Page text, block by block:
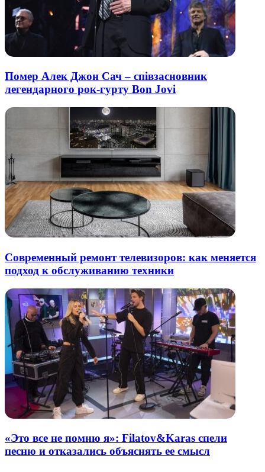
Помер Алек Джон Сач – співзасновник
легендарного рок-гурту Bon Jovi
Современный ремонт телевизоров: как меняется
подход к обслуживанию техники
«Это все не помню я»: Filatov&Karas спели
песню и отказались объяснять ее смысл